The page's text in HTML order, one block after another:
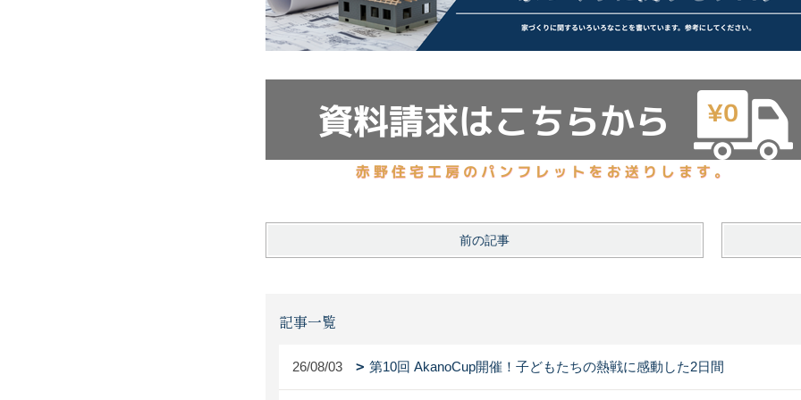
前の記事
記事一覧
26/08/03 第10回 AkanoCup開催！子どもたちの熱戦に感動した2日間